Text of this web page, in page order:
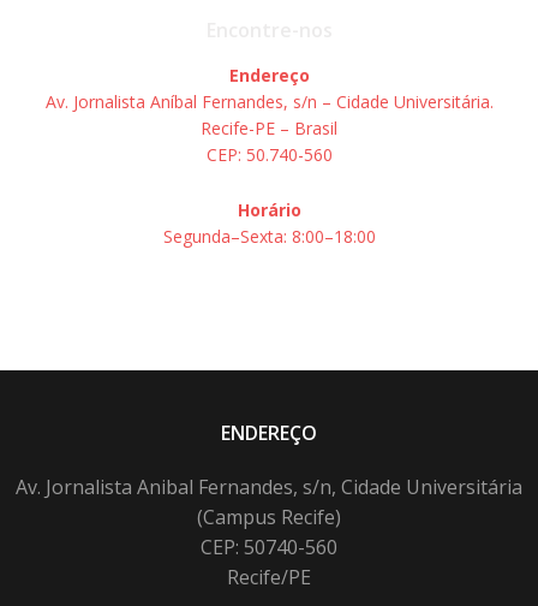
Endereço
Av. Jornalista Aníbal Fernandes, s/n – Cidade Universitária.
Recife-PE – Brasil
CEP: 50.740-560
Horário
Segunda–Sexta: 8:00–18:00
ENDEREÇO
Av. Jornalista Anibal Fernandes, s/n, Cidade Universitária
(Campus Recife)
CEP: 50740-560
Recife/PE